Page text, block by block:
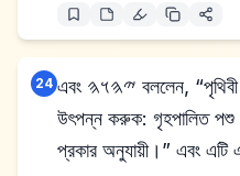
24 এবং 𐤉𐤄𐤅𐤄 বললেন, “পৃথিবী তার প্রকার অনুযায়ী জীবন্ত প্রাণী
উৎপন্ন করুক: গৃহপালিত পশু
প্রকার অনুযায়ী।” এবং